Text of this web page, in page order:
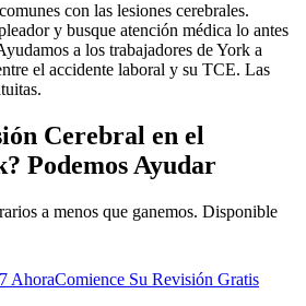
con las lesiones cerebrales.
y busque atención médica lo antes
a los trabajadores de York a
el accidente laboral y su TCE. Las
Cerebral en el
? Podemos Ayudar
a menos que ganemos. Disponible
AhoraComience Su Revisión Gratis